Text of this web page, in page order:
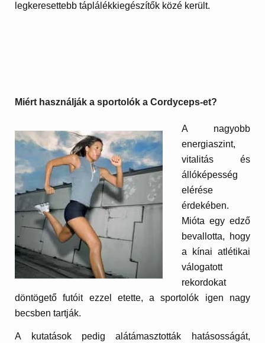
legkeresettebb táplálékkiegészítők közé került.
Miért használják a sportolók a Cordyceps-et?
A nagyobb
energiaszint,
vitalitás és
állóképesség
elérése
érdekében.
Mióta egy edző
bevallotta, hogy
a kínai atlétikai
válogatott
rekordokat
döntögető futóit ezzel etette, a sportolók igen nagy
becsben tartják.
A kutatások pedig alátámasztották hatásosságát,